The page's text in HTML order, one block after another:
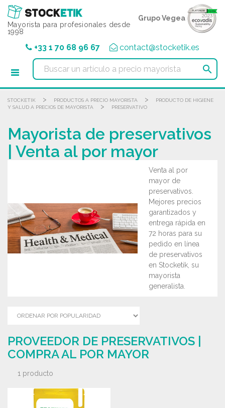
Mayorista para profesionales desde
1998
Grupo Vegea
+33 1 70 68 96 67 contact@stocketik.es

STOCKETIK > PRODUCTOS A PRECIO MAYORISTA >
PRODUCTO DE HIGIENE
Y SALUD A PRECIOS DE MAYORISTA
> PRESERVATIVO
Mayorista de preservativos
| Venta al por mayor
Venta al por
mayor de
preservativos.
Mejores precios
garantizados y
entrega rápida en
72 horas para su
pedido en línea
de preservativos
en Stocketik, su
mayorista
generalista.
PROVEEDOR DE PRESERVATIVOS |
COMPRA AL POR MAYOR
1 producto
Panel de gestión de cookies